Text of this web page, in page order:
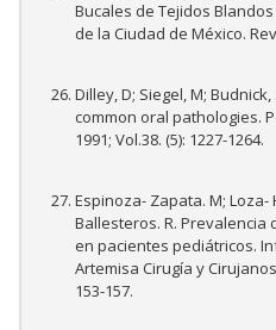
Bucales de Tejidos
de la Ciudad de México.
Dilley, D; Siegel, M;
common oral pathologies.
1991; Vol.38. (5): 1227-1264.
Espinoza- Zapata. M;
Ballesteros. R. Prevalencia
en pacientes pediátricos.
Artemisa Cirugía y Cirujanos
153-157.